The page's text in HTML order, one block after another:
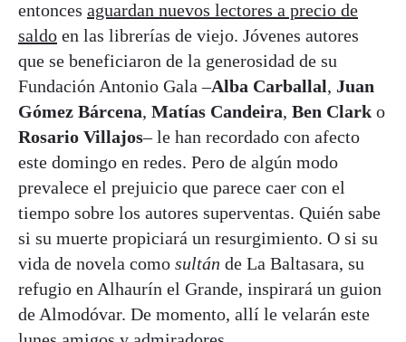
entonces aguardan nuevos lectores a precio de
saldo en las librerías de viejo. Jóvenes autores
que se beneficiaron de la generosidad de su
Fundación Antonio Gala –Alba Carballal, Juan
Gómez Bárcena, Matías Candeira, Ben Clark o
Rosario Villajos– le han recordado con afecto
este domingo en redes. Pero de algún modo
prevalece el prejuicio que parece caer con el
tiempo sobre los autores superventas. Quién sabe
si su muerte propiciará un resurgimiento. O si su
vida de novela como sultán de La Baltasara, su
refugio en Alhaurín el Grande, inspirará un guion
de Almodóvar. De momento, allí le velarán este